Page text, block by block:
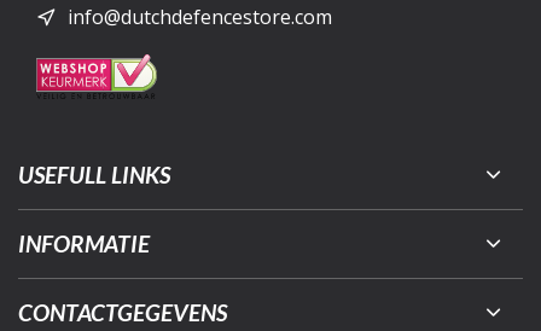
info@dutchdefencestore.com
USEFULL LINKS
INFORMATIE
CONTACTGEGEVENS